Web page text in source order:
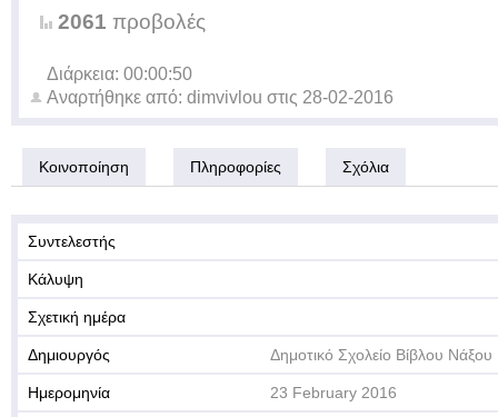
2061 προβολές
Διάρκεια: 00:00:50
Αναρτήθηκε από: dimvivlou στις 28-02-2016
Κοινοποίηση Πληροφορίες Σχόλια
Συντελεστής
Κάλυψη
Σχετική ημέρα
Δημιουργός Δημοτικό Σχολείο Βίβλου Νάξου
Ημερομηνία 23 February 2016